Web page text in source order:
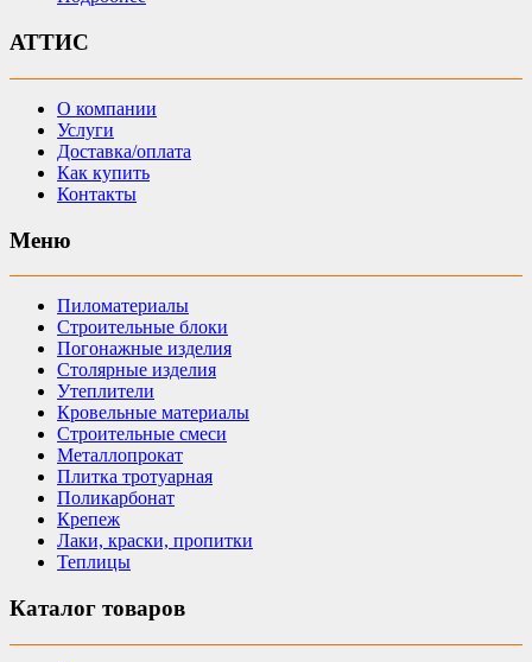
АТТИС
О компании
Услуги
Доставка/оплата
Как купить
Контакты
Меню
Пиломатериалы
Строительные блоки
Погонажные изделия
Столярные изделия
Утеплители
Кровельные материалы
Строительные смеси
Металлопрокат
Плитка тротуарная
Поликарбонат
Крепеж
Лаки, краски, пропитки
Теплицы
Каталог товаров